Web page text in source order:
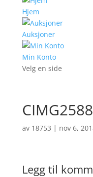
Hjem
Auksjoner
Min Konto
Velg en side
CIMG2588
av 18753 | nov 6,
Legg til